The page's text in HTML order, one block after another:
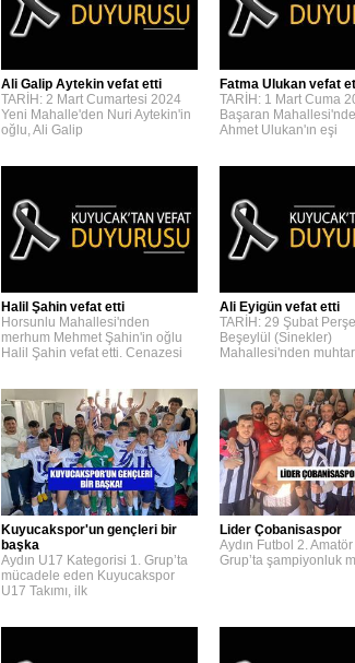
Ali Galip Aytekin vefat etti
TARİH: 2 Mart Cumartesi 2024
Yeni Mahalle'den Nuri Aytekin'in
oğlu, Ali Galip
Fatma Ulukan vefat
TARİH: 1 Mart Cuma
Başaran
Ahmet Ulukan'ın eşi
Halil Şahin vefat etti
Horsunlu Mahallesi'nden
merhum Mehmet Şahin'in oğlu
Halil Şahin vefat etti. Cenazesi
Ali Eyigün vefat etti
TARİH: 29 Şubat
Beşeylül (Sinekler)
Mahallesi'nden muhtar
Kuyucakspor'un gençleri bir
başka
Aydın U17 Kategorisi 1. Grup’ta
mücadele eden Kuyucakspor
U17 Takımı, ilk
Lider Çobanisaspor
Aydın Futbol 2.
Grup’ta şampiyonluk